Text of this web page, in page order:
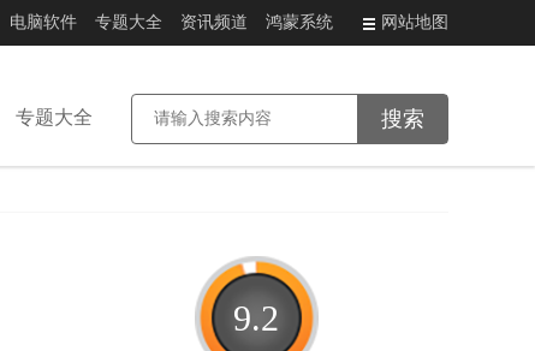
电脑软件 专题大全 资讯频道 鸿蒙系统 网站地图
专题大全
9.2